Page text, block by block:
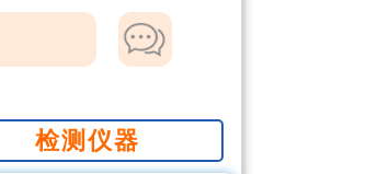
检测仪器